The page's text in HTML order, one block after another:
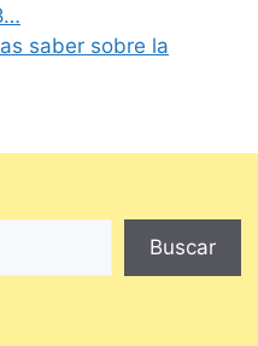
saber sobre la
Buscar